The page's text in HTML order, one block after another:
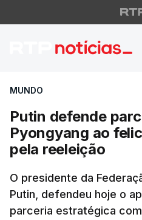
Putin
MUNDO
Putin defende
Pyongyang ao
pela reeleição
O presidente da
Putin, defendeu hoje o
parceria estratégica